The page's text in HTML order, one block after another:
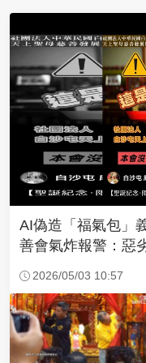
AI偽造「福氣包」
善會氣炸報警：惡
2026/05/03 10:57